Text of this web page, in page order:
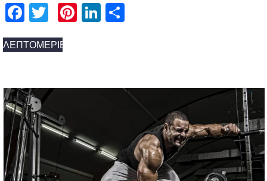
Facebook
Twitter
Pinterest
LinkedIn
ΛΕΠΤΟΜΈΡΙΕΣ